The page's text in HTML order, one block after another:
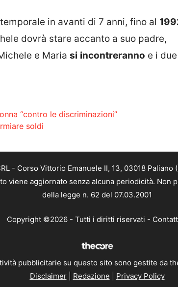
in avanti di 7 anni, fino al
dovrà stare accanto a suo padre,
e Maria si incontreranno e i due
“contro le discriminazioni”
soldi
- Corso Vittorio Emanuele II, 13, 03018
viene aggiornato senza alcuna periodicità.
della legge n. 62 del 07.03.2001
Copyright ©2026 - Tutti i diritti riservati -
pubblicitarie su questo sito sono gestite da
Disclaimer| Redazione Privacy Policy